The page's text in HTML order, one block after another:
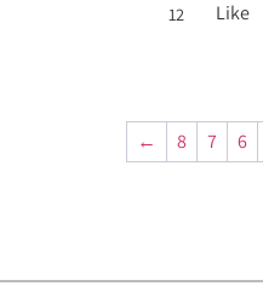
Like
12
6
7
8
←